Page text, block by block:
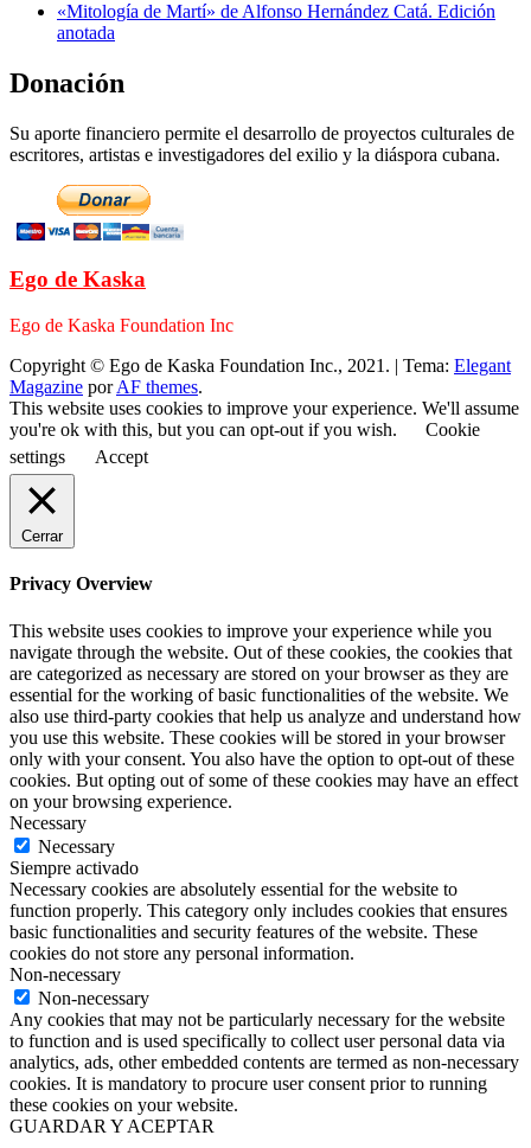
«Mitología de Martí» de Alfonso Hernández Catá. Edición
anotada
Donación
Su aporte financiero permite el desarrollo de proyectos culturales de
escritores, artistas e investigadores del exilio y la diáspora cubana.
Ego de Kaska
Ego de Kaska Foundation Inc
Copyright © Ego de Kaska Foundation Inc., 2021. | Tema: Elegant
Magazine porAF themes.
This website uses cookies to improve your experience. We'll assume
you're ok with this, but you can opt-out if you wish.
Cookie
settings
Accept
Cerrar
Privacy Overview
This website uses cookies to improve your experience while you
navigate through the website. Out of these cookies, the cookies that
are categorized as necessary are stored on your browser as they are
essential for the working of basic functionalities of the website. We
also use third-party cookies that help us analyze and understand how
you use this website. These cookies will be stored in your browser
only with your consent. You also have the option to opt-out of these
cookies. But opting out of some of these cookies may have an effect
on your browsing experience.
Necessary
Necessary
Siempre activado
Necessary cookies are absolutely essential for the website to
function properly. This category only includes cookies that ensures
basic functionalities and security features of the website. These
cookies do not store any personal information.
Non-necessary
Non-necessary
Any cookies that may not be particularly necessary for the website
to function and is used specifically to collect user personal data via
analytics, ads, other embedded contents are termed as non-necessary
cookies. It is mandatory to procure user consent prior to running
these cookies on your website.
GUARDAR Y ACEPTAR